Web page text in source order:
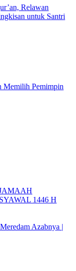
Relawan
untuk Santri
Memilih Pemimpin
1446 H
Azabnya |